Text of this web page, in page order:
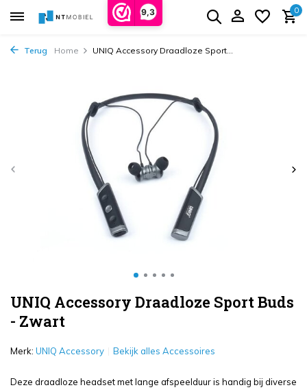
9,3 0
Terug Home UNIQ Accessory Draadloze Sport...
UNIQ Accessory Draadloze Sport Buds
- Zwart
Merk: UNIQ Accessory Bekijk alles Accessoires
Deze draadloze headset met lange afspeelduur is handig bij diverse